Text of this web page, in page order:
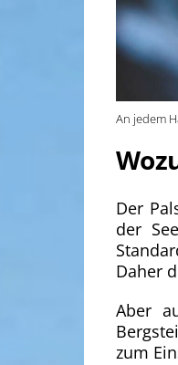
An jedem
Der
der
Daher
Aber
zum